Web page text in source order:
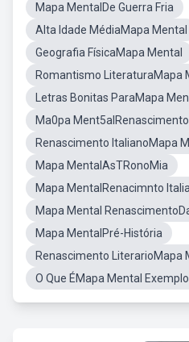
Mapa MentalDe Guerra Fria
Alta Idade MédiaMapa Mental
Geografia FísicaMapa Mental
Romantismo LiteraturaMapa
Letras Bonitas ParaMapa
Ma0pa Ment5alRenascimento
Renascimento ItalianoMapa
Mapa MentalAsTRonoMia
Mapa MentalRenacimnto
Mapa Mental
Mapa MentalPré-História
Renascimento LiterarioMapa
O Que ÉMapa Mental